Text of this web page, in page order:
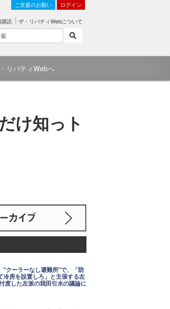
ご支援のお願い ログイン
購読 ザ・リバティWebについて
リバティWebへ
け知っト
"クーラーなし避難所"で、「防
冷房を設置しろ」と主張する左
度した左派の我田引水の議論に